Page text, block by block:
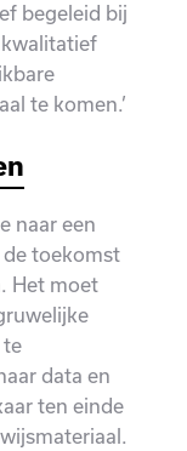
begeleid bij
kwalitatief
te komen.’
naar een
toekomst
Het moet
te
data en
ten einde